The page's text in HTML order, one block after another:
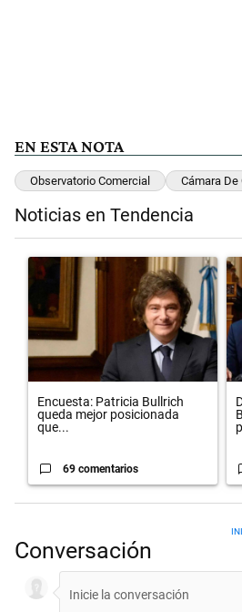
EN ESTA NOTA
Observatorio Comercial Cámara De
Noticias en Tendencia
Un artículo de tendencia con el título
Encuesta: Patricia Bullrich
queda mejor posicionada
que...
69 comentarios
Conversación